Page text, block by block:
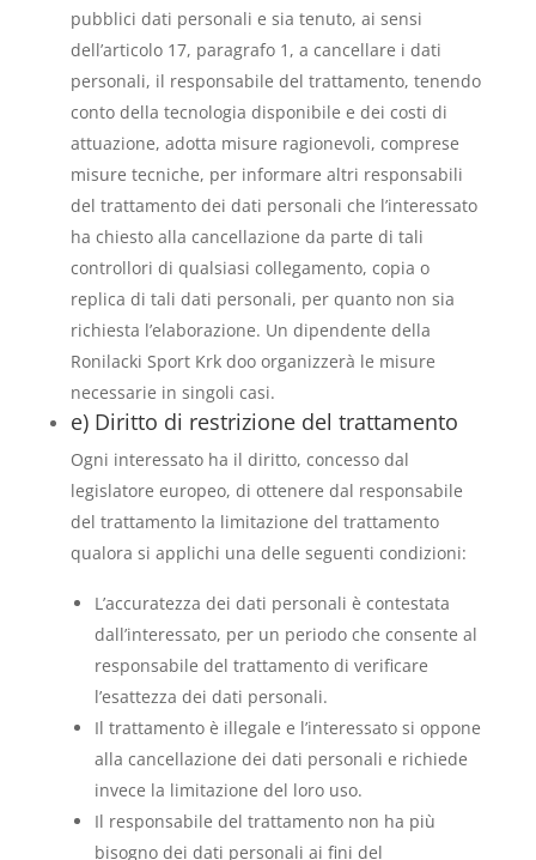
pubblici dati personali e sia tenuto, ai sensi
dell’articolo 17, paragrafo 1, a cancellare i dati
personali, il responsabile del trattamento, tenendo
conto della tecnologia disponibile e dei costi di
attuazione, adotta misure ragionevoli, comprese
misure tecniche, per informare altri responsabili
del trattamento dei dati personali che l’interessato
ha chiesto alla cancellazione da parte di tali
controllori di qualsiasi collegamento, copia o
replica di tali dati personali, per quanto non sia
richiesta l’elaborazione. Un dipendente della
Ronilacki Sport Krk doo organizzerà le misure
necessarie in singoli casi.
e) Diritto di restrizione del trattamento
Ogni interessato ha il diritto, concesso dal
legislatore europeo, di ottenere dal responsabile
del trattamento la limitazione del trattamento
qualora si applichi una delle seguenti condizioni:
L’accuratezza dei dati personali è contestata
dall’interessato, per un periodo che consente al
responsabile del trattamento di verificare
l’esattezza dei dati personali.
Il trattamento è illegale e l’interessato si oppone
alla cancellazione dei dati personali e richiede
invece la limitazione del loro uso.
Il responsabile del trattamento non ha più
bisogno dei dati personali ai fini del